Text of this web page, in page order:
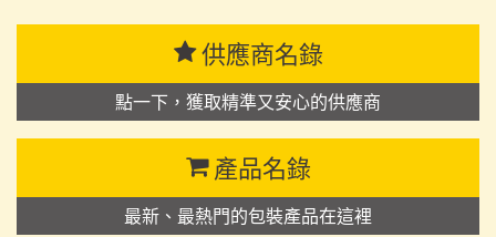
供應商名錄
點一下，獲取精準又安心的供應商
產品名錄
最新、最熱門的包裝產品在這裡